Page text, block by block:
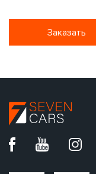
Заказать